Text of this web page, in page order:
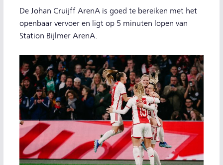
De Johan Cruijff ArenA is goed te bereiken met het
openbaar vervoer en ligt op 5 minuten lopen van
Station Bijlmer ArenA.